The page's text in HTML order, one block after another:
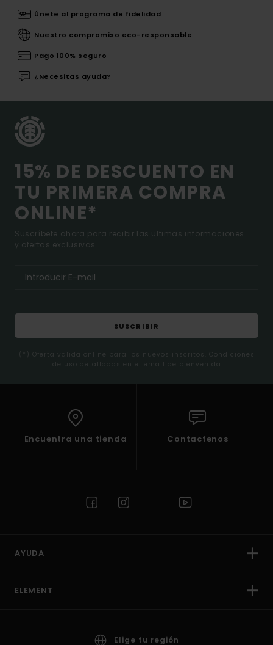
Únete al programa de fidelidad
Nuestro compromiso eco-responsable
Pago 100% seguro
¿Necesitas ayuda?
15% DE DESCUENTO EN
TU PRIMERA COMPRA
ONLINE*
Suscríbete ahora para recibir las ultimas informaciones
y ofertas exclusivas.
SUSCRIBIR
(*) Oferta valida online para los nuevos inscritos. Condiciones
de uso detalladas en el email de bienvenida
Encuentra una tienda Contactenos
AYUDA
ELEMENT
Elige tu región